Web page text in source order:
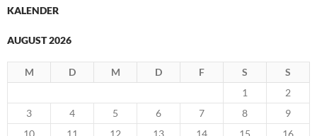
KALENDER
AUGUST 2026
M D M D F S S
1
2
3
4 5 6 7 8
9